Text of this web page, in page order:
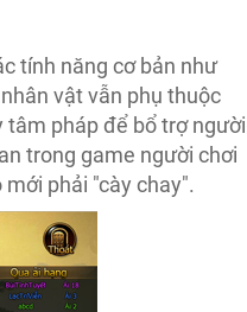
tính năng cơ bản như
vật vẫn phụ thuộc
tâm pháp để bổ trợ người
trong game người chơi
phải "cày chay".